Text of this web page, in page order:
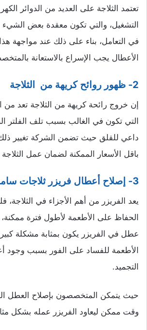
تعتمد الثلاجة على العديد من الدوائر
التشغيل، والتي تكون معقدة بعض الشيء
في التعامل، بناء على ذلك عند مواجهة
الأعطال يجب الإسراع بالاستعانة
2- ظهور روائح كريهة من الثلاجة
إن خروج رائحة كريهة من الثلاجة تعد من
التي تكون في الغالب بسبب تلف الفلتر
داعي للقلق حيث تضمن الشركة تغيير ذلك
باقل الأسعار الممكنة لضمان عمل الثلاجة
3- إصلاح أعطال فريزر ثلاجات سامسونج بجده
يعد الفريزر من أهم الأجزاء في الثلاجة،
الحفاظ على الأطعمة لأطول فترة
عطل في الفريزر يكون بمثابة مشكلة
الأطعمة للفساد على الفور بسبب وجود
التجميد.
حيث يتمكن المتخصصون بإصلاح العطل
وقت ممكن ليعاود الفريزر عمله بشكل